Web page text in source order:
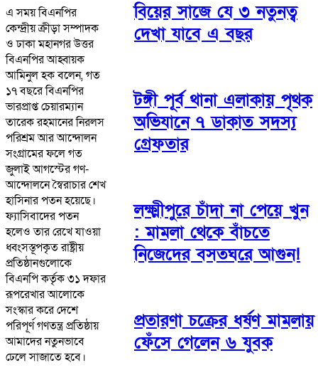
এ সময় বিএনপির
কেন্দ্রীয় ক্রীড়া সম্পাদক
ও ঢাকা মহানগর উত্তর
বিএনপির আহ্বায়ক
আমিনুল হক বলেন, গত
১৭ বছরে বিএনপির
ভারপ্রাপ্ত চেয়ারম্যান
তারেক রহমানের নিরলস
পরিশ্রম আর আন্দোলন
সংগ্রামের ফলে গত
জুলাই আগস্টের গণ-
আন্দোলনে স্বৈরাচার শেখ
হাসিনার পতন হয়েছে।
ফ্যাসিবাদের পতন
হলেও তার রেখে যাওয়া
ধ্বংসস্তূপকৃত রাষ্ট্রীয়
প্রতিষ্ঠানগুলোকে
বিএনপি কর্তৃক ৩১ দফার
রূপরেখার আলোকে
সংস্কার করে দেশে
পরিপূর্ণ গণতন্ত্র প্রতিষ্ঠায়
আমাদের নতুনভাবে
ঢেলে সাজাতে হবে।
বিয়ের সাজে যে ৩ নতুনত্ব
দেখা যাবে এ বছর
টঙ্গী পূর্ব থানা এলাকায় পৃথক
অভিযানে ৭ ডাকাত সদস্য
গ্রেফতার
লক্ষ্মীপুরে চাঁদা না পেয়ে খুন
: মামলা থেকে বাঁচতে
নিজেদের বসতঘরে আগুন!
প্রতারণা চক্রের ধর্ষণ মামলায়
ফেঁসে গেলেন ৬ যুবক